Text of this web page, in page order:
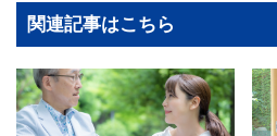
関連記事はこちら